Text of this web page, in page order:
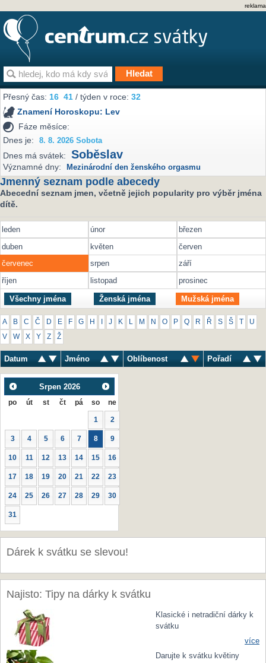
reklama
Přesný čas:16 41 / týden v roce:32
Znamení Horoskopu: Lev
Fáze měsíce:
Dnes je:
8. 8. 2026 Sobota
Dnes má svátek: Soběslav
Významné dny: Mezinárodní den ženského orgasmu
Jmenný seznam podle abecedy
Abecední seznam jmen, včetně jejich popularity pro výběr jména
dítě.
leden únor
březen
duben
květen
červen
červenec
srpen
září
říjen
listopad prosinec
Všechny jména Ženská jména Mužská jména
A B C Č D E F G H J K M N O P Q R Ř S Š U
V W X Y Z Ž
Datum Jméno Oblíbenost Pořadí
Srpen 2026
po út st čt pá so ne
1 2
3 4 5 6 7 8 9
10 11 12 13 14 15 16
17 18 19 20 21 22 23
24 25 26 27 28 29 30
31
Dárek k svátku se slevou!
Najisto: Tipy na dárky k svátku
Klasické i netradiční dárky k
svátku
více
Darujte k svátku květiny